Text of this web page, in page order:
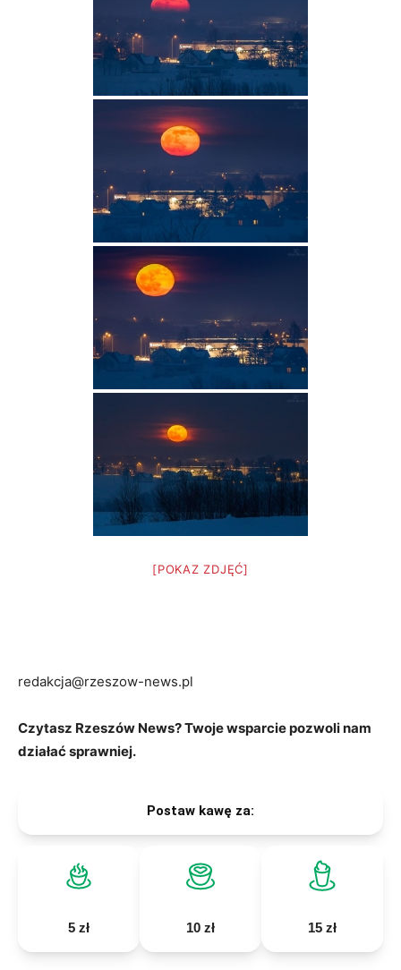
[POKAZ ZDJĘĆ]
redakcja@rzeszow-news.pl
Czytasz Rzeszów News? Twoje wsparcie pozwoli nam
działać sprawniej.
Postaw kawę za:
5 zł 10 zł 15 zł